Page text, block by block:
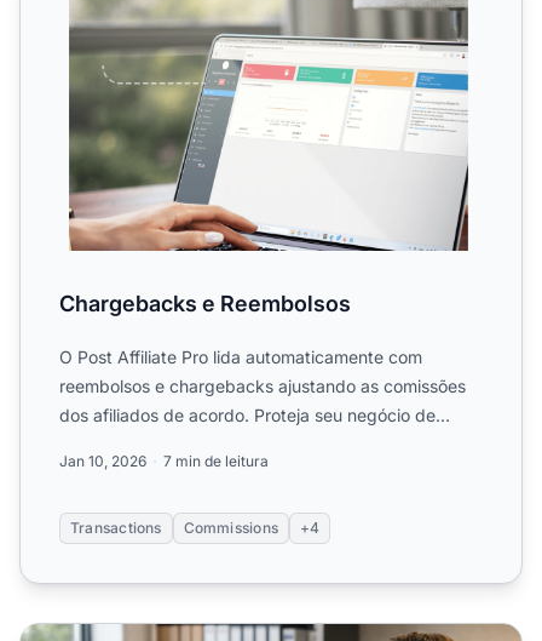
Chargebacks e Reembolsos
O Post Affiliate Pro lida automaticamente com
reembolsos e chargebacks ajustando as comissões
dos afiliados de acordo. Proteja seu negócio de
Jan 10, 2026 7 min de leitura
Transactions Commissions +4